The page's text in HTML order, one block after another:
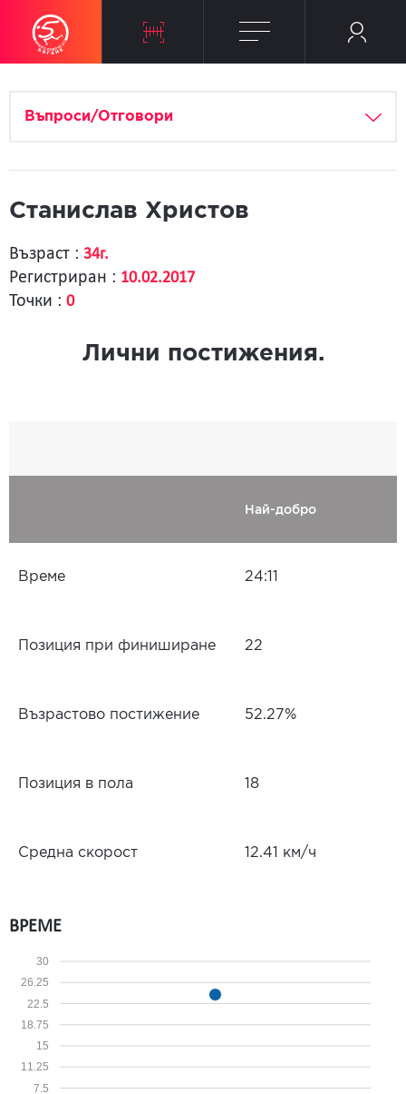
Въпроси/Отговори
Станислав Христов
Възраст : 34г.
Регистриран : 10.02.2017
Точки : 0
Лични постижения.
Най-добро
Време 24:11
Позиция при финиширане 22
Възрастово постижение 52.27%
Позиция в пола 18
Средна скорост 12.41 км/ч
ВРЕМЕ
7.5
11.25
15
18.75
22.5
26.25
30